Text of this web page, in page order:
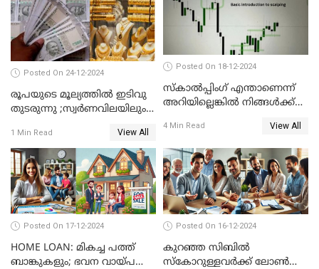
Posted On 24-12-2024
രൂപയുടെ മൂല്യത്തില്‍ ഇടിവു
തുടരുന്നു ;സ്വര്‍ണവിലയിലും
1 Min Read View All
Posted On 18-12-2024
സ്കാൽപ്പിംഗ് എന്താണെന്ന്
അറിയില്ലെങ്കിൽ നിങ്ങൾക്ക്
4 Min Read View All
Posted On 17-12-2024
HOME LOAN: മികച്ച പത്ത്
ബാങ്കുകളും; ഭവന വായ്പ
Posted On 16-12-2024
കുറഞ്ഞ സിബിൽ
സ്കോറുള്ളവർക്ക് ലോൺ